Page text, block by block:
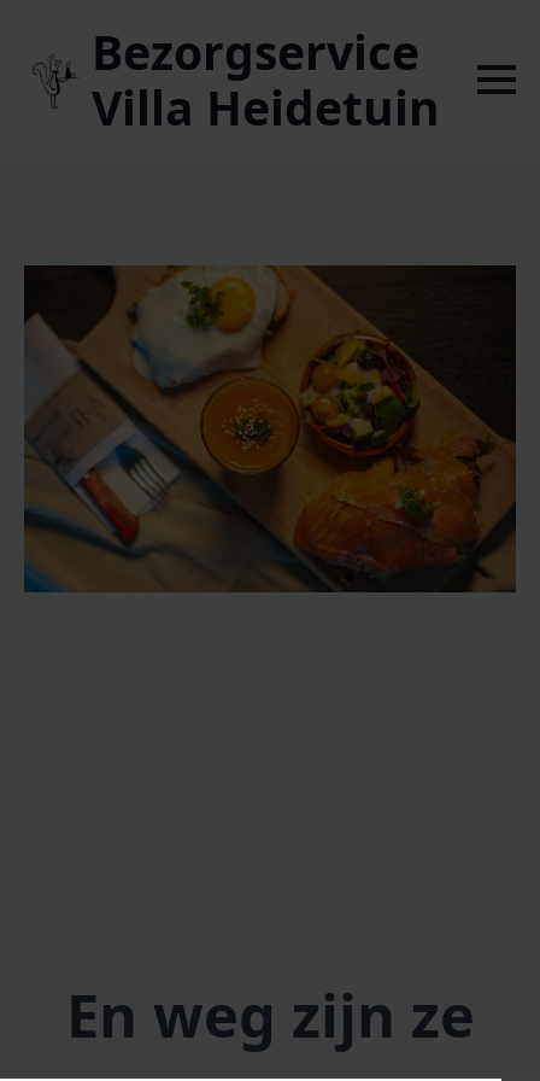
Bezorgservice
Villa Heidetuin
En weg zijn ze